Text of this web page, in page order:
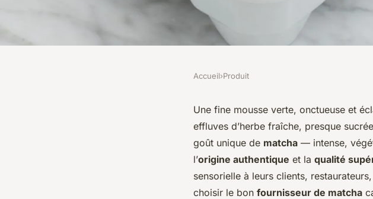
Fournisseur matcha :
poudre de thé vert
professionnels
Accueil›Produit
Une fine mousse verte, onctueuse et
effluves d’herbe fraîche, presque
goût unique de matcha — intense,
l’origine authentique et la qualité
sensorielle à leurs clients,
choisir le bon fournisseur de matcha